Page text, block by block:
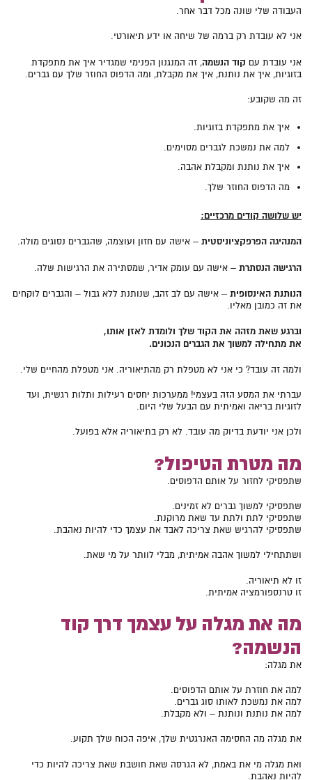
העבודה שלי שונה מכל דבר אחר.
אני לא עובדת רק ברמה של שיחה או ידע תיאורטי.
אני עובדת עם קוד הנשמה, זה המנגנון הפנימי שמגדיר איך את מתפקדת
בזוגיות, איך את נותנת, איך את מקבלת, ומה הדפוס החוזר שלך עם גברים.
זה מה שקובע:
איך את מתפקדת בזוגיות.
למה את נמשכת לגברים מסוימים.
איך את נותנת ומקבלת אהבה.
מה הדפוס החוזר שלך.
יש שלושה קודים מרכזיים:
המנהיגה הפרפקציוניסטית – אישה עם חזון ועוצמה, שהגברים נסוגים מולה.
הרגישה הנסתרת – אישה עם עומק אדיר, שמסתירה את הרגישות שלה.
הנותנת האינסופית – אישה עם לב זהב, שנותנת ללא גבול – והגברים לוקחים
את זה כמובן מאליו.
וברגע שאת מזהה את הקוד שלך ולומדת לאזן אותו,
את מתחילה למשוך את הגברים הנכונים.
ולמה זה עובד? כי אני לא מטפלת רק מהתיאוריה. אני מטפלת מהחיים שלי.
עברתי את המסע הזה בעצמי! ממערכות יחסים רעילות ותלות רגשית, ועד
לזוגיות בריאה ואמיתית עם הבעל שלי היום.
ולכן אני יודעת בדיוק מה עובד. לא רק בתיאוריה אלא בפועל.
מה מטרת הטיפול?
שתפסיקי לחזור על אותם הדפוסים.
שתפסיקי למשוך גברים לא זמינים.
שתפסיקי לתת ולתת עד שאת מרוקנת.
שתפסיקי להרגיש שאת צריכה לאבד את עצמך כדי להיות נאהבת.
ושתתחילי למשוך אהבה אמיתית, מבלי לוותר על מי שאת.
זו לא תיאוריה.
זו טרנספורמציה אמיתית.
מה את מגלה על עצמך דרך קוד
הנשמה?
את מגלה:
למה את חוזרת על אותם הדפוסים.
למה את נמשכת לאותו סוג גברים.
למה את נותנת ונותנת – ולא מקבלת.
את מגלה מה החסימה האנרגטית שלך, איפה הכוח שלך תקוע.
ואת מגלה מי את באמת, לא הגרסה שאת חושבת שאת צריכה להיות כדי
להיות נאהבת.